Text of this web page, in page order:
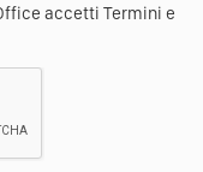
accetti Termini e